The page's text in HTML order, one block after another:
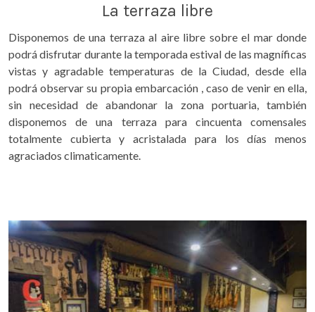
La terraza libre
Disponemos de una terraza al aire libre sobre el mar donde
podrá disfrutar durante la temporada estival de las magníficas
vistas y agradable temperaturas de la Ciudad, desde ella
podrá observar su propia embarcación , caso de venir en ella,
sin necesidad de abandonar la zona portuaria, también
disponemos de una terraza para cincuenta comensales
totalmente cubierta y acristalada para los días menos
agraciados climaticamente.